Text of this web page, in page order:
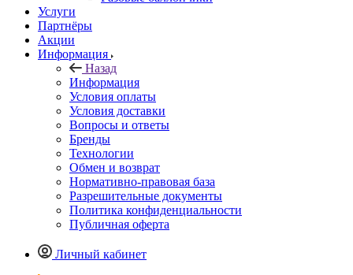
Услуги
Партнёры
Акции
Информация
Назад
Информация
Условия оплаты
Условия доставки
Вопросы и ответы
Бренды
Технологии
Обмен и возврат
Нормативно-правовая база
Разрешительные документы
Политика конфиденциальности
Публичная оферта
Личный кабинет